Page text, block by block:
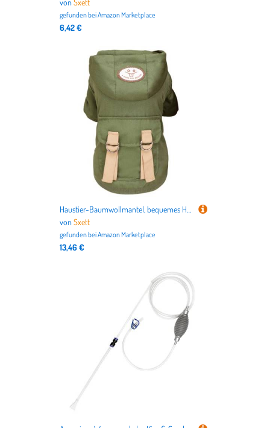
vonSxett
gefunden beiAmazon Marketplace
6,42 €
Haustier-Baumwollmantel, bequemes Haustier-Outfit, leicht zu tragen, weiche Kleidung für den Innen- und Außenbereich, weiche Kleidung
vonSxett
gefunden beiAmazon Marketplace
13,46 €